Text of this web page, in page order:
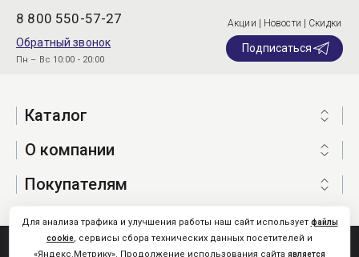
8 800 550-57-27
Обратный звонок
Пн – Вс 10:00 - 20:00
Акции | Новости | Скидки
Подписаться
Каталог
О компании
Покупателям
Nistone.Ru © 2026
Для анализа трафика и улучшения работы наш сайт использует файлы
cookie, сервисы сбора технических данных посетителей и
«Яндекс.Метрику». Продолжение использования сайта является